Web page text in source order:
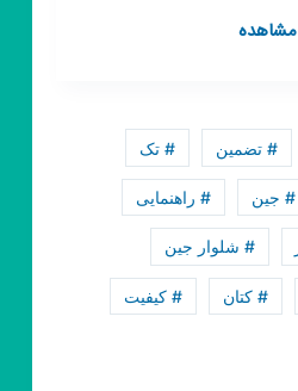
مشاهدهکانال
چسب
روکش
ممبران
نوین
چوب
# تضمین # تک
# جین # راهنمایی
# شلوار جین
# کتان # کیفیت